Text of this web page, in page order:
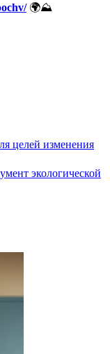
🌍⛰️
целей изменения
экологической